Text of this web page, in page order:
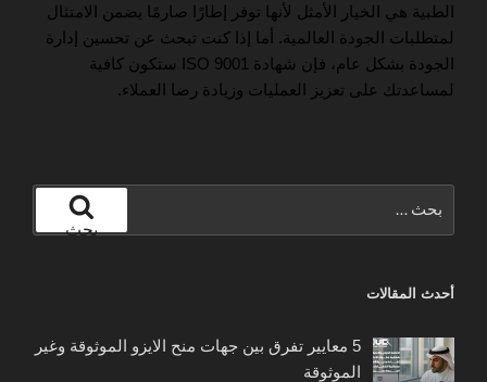
الطبية هي الخيار الأمثل لأنها توفر إطارًا صارمًا يضمن الامتثال
لمتطلبات الجودة العالمية. أما إذا كنت تبحث عن تحسين إدارة
الجودة بشكل عام، فإن شهادة ISO 9001 ستكون كافية
لمساعدتك على تعزيز العمليات وزيادة رضا العملاء.
عن:
بحث
أحدث المقالات
5 معايير تفرق بين جهات منح الايزو الموثوقة وغير
الموثوقة